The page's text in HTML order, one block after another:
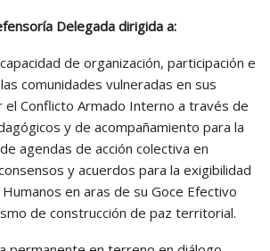
Delegada dirigida a:
de organización, participación e
comunidades vulneradas en sus
el Conflicto Armado Interno a través de
y de acompañamiento para la
agendas de acción colectiva en
y acuerdos para la exigibilidad
en aras de su Goce Efectivo
de construcción de paz territorial.